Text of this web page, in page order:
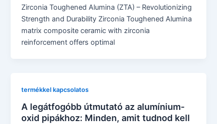
Zirconia Toughened Alumina (ZTA) – Revolutionizing
Strength and Durability Zirconia Toughened Alumina
matrix composite ceramic with zirconia
reinforcement offers optimal
termékkel kapcsolatos
A legátfogóbb útmutató az alumínium-
oxid pipákhoz: Minden, amit tudnod kell